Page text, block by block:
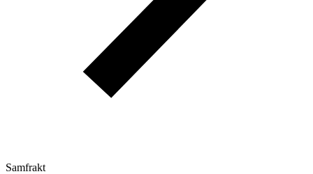
Samfrakt